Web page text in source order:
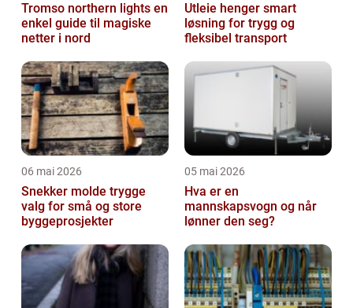
Tromso northern lights en
enkel guide til magiske
netter i nord
Utleie henger smart
løsning for trygg og
fleksibel transport
06 mai 2026
Snekker molde trygge
valg for små og store
byggeprosjekter
05 mai 2026
Hva er en
mannskapsvogn og når
lønner den seg?